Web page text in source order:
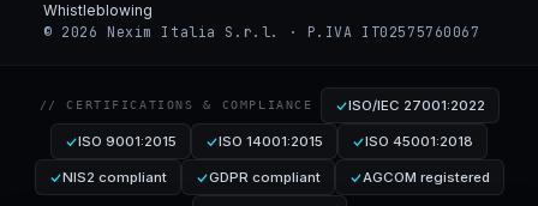
Whistleblowing
© 2026 Nexim Italia S.r.l. · P.IVA IT02575760067
// CERTIFICATIONS & COMPLIANCE ISO/IEC 27001:2022
ISO 9001:2015 ISO 14001:2015 ISO 45001:2018
NIS2 compliant GDPR compliant AGCOM registered